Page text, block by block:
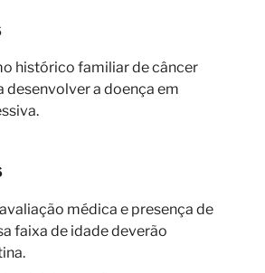
histórico familiar de câncer
a doença em
médica e presença de
faixa de idade deverão